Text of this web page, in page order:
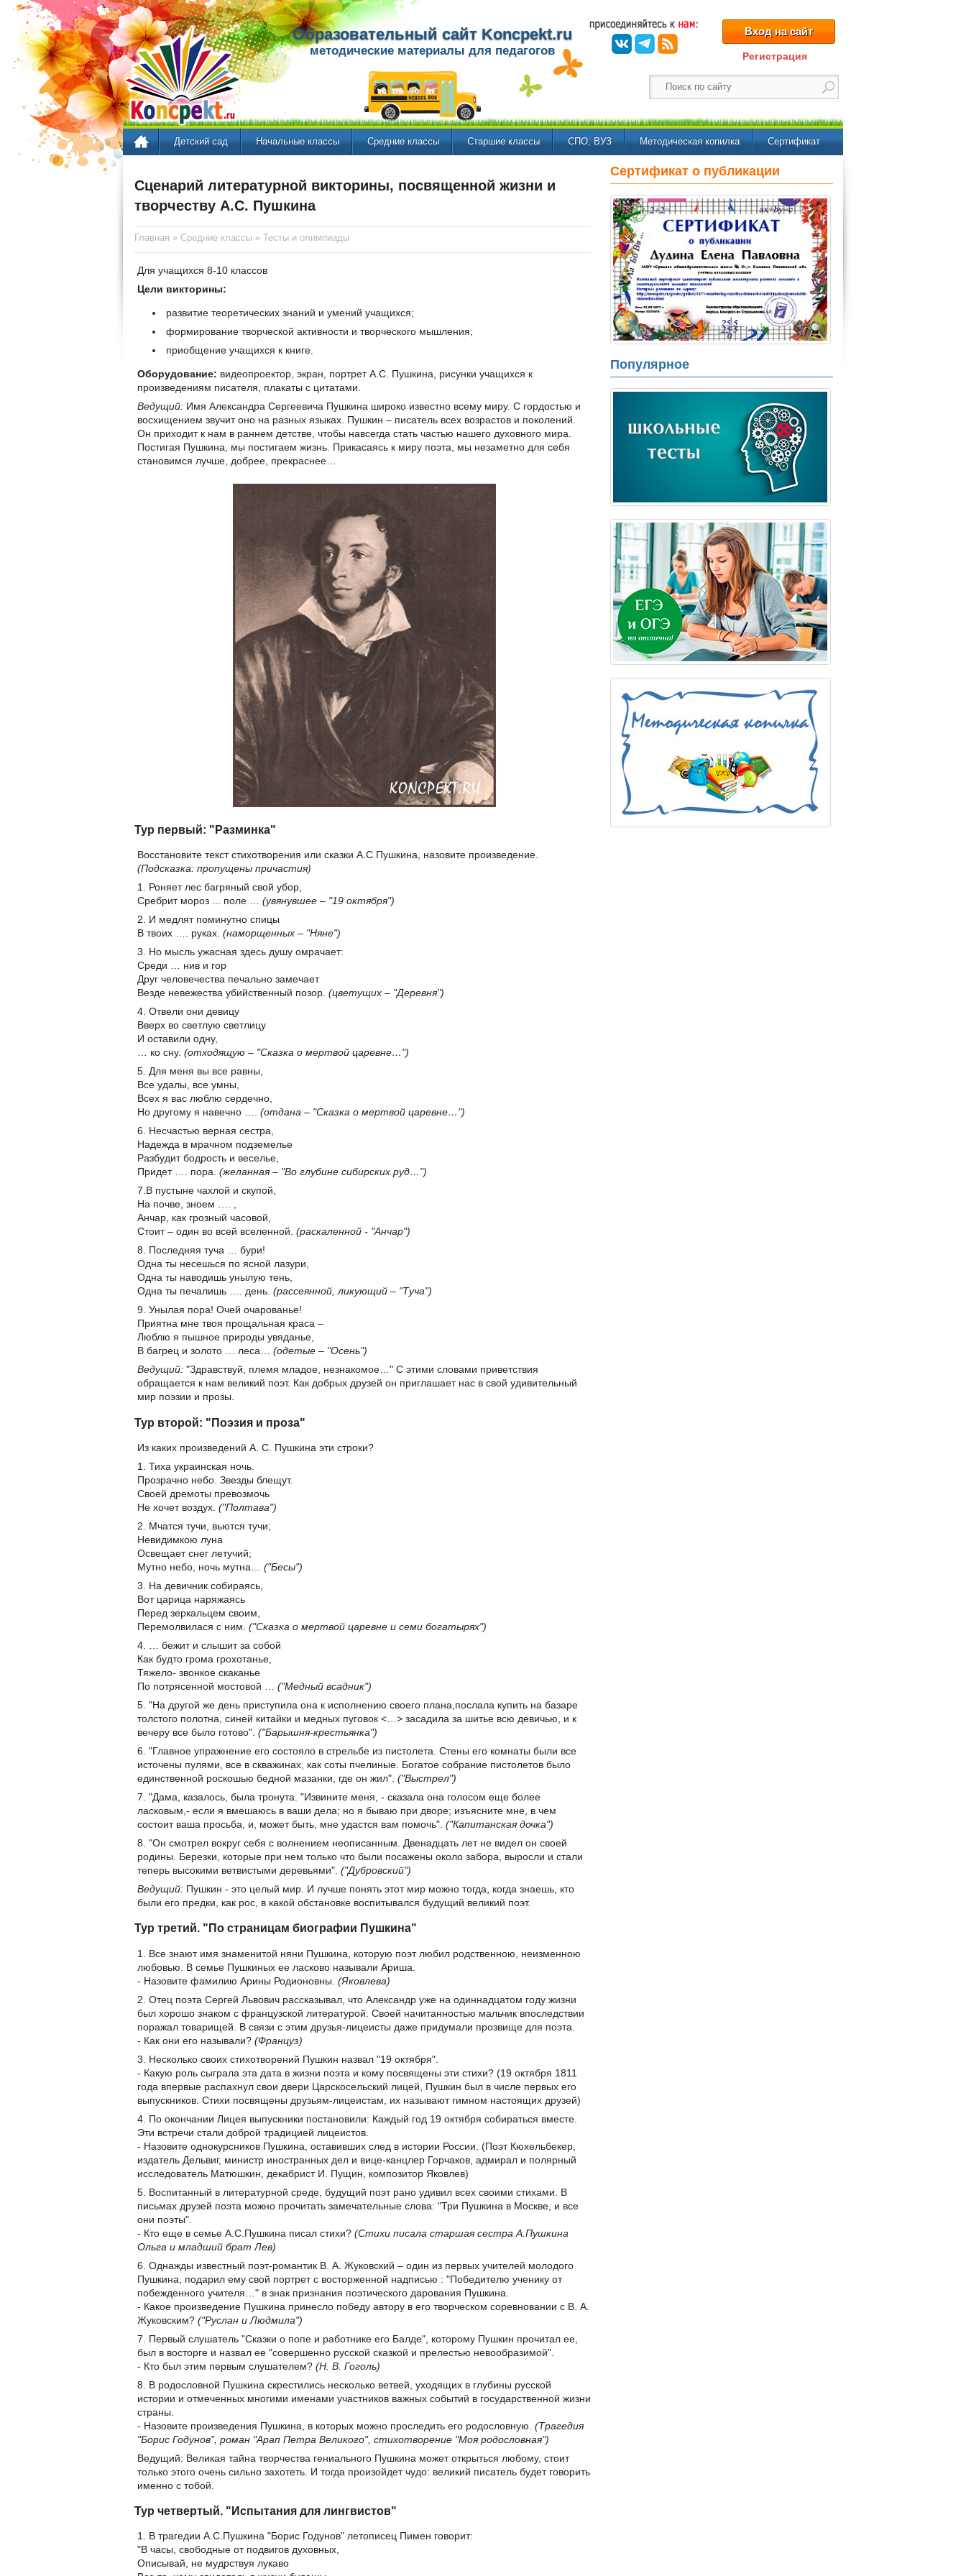
Образовательный сайт Koncpekt.ru
методические материалы для педагогов
Вход на сайт
Регистрация
Детский сад Начальные классы Средние классы Старшие классы СПО, ВУЗ Методическая копилка Сертификат
Сценарий литературной викторины, посвященной жизни и
творчеству А.С. Пушкина
Главная » Средние классы » Тесты и олимпиады
Для учащихся 8-10 классов
Цели викторины:
развитие теоретических знаний и умений учащихся;
формирование творческой активности и творческого мышления;
приобщение учащихся к книге.
Оборудование: видеопроектор, экран, портрет А.С. Пушкина, рисунки учащихся к
произведениям писателя, плакаты с цитатами.
Ведущий: Имя Александра Сергеевича Пушкина широко известно всему миру. С гордостью и
восхищением звучит оно на разных языках. Пушкин – писатель всех возрастов и поколений.
Он приходит к нам в раннем детстве, чтобы навсегда стать частью нашего духовного мира.
Постигая Пушкина, мы постигаем жизнь. Прикасаясь к миру поэта, мы незаметно для себя
становимся лучше, добрее, прекраснее…
Тур первый: "Разминка"
Восстановите текст стихотворения или сказки А.С.Пушкина, назовите произведение.
(Подсказка: пропущены причастия)
1. Роняет лес багряный свой убор,
Сребрит мороз ... поле … (увянувшее – "19 октября")
2. И медлят поминутно спицы
В твоих …. руках. (наморщенных – "Няне")
3. Но мысль ужасная здесь душу омрачает:
Среди … нив и гор
Друг человечества печально замечает
Везде невежества убийственный позор. (цветущих – "Деревня")
4. Отвели они девицу
Вверх во светлую светлицу
И оставили одну,
… ко сну. (отходящую – "Сказка о мертвой царевне…")
5. Для меня вы все равны,
Все удалы, все умны,
Всех я вас люблю сердечно,
Но другому я навечно …. (отдана – "Сказка о мертвой царевне…")
6. Несчастью верная сестра,
Надежда в мрачном подземелье
Разбудит бодрость и веселье,
Придет …. пора. (желанная – "Во глубине сибирских руд…")
7.В пустыне чахлой и скупой,
На почве, зноем …. ,
Анчар, как грозный часовой,
Стоит – один во всей вселенной. (раскаленной - "Анчар")
8. Последняя туча … бури!
Одна ты несешься по ясной лазури,
Одна ты наводишь унылую тень,
Одна ты печалишь …. день. (рассеянной, ликующий – "Туча")
9. Унылая пора! Очей очарованье!
Приятна мне твоя прощальная краса –
Люблю я пышное природы увяданье,
В багрец и золото … леса… (одетые – "Осень")
Ведущий: "Здравствуй, племя младое, незнакомое…" С этими словами приветствия
обращается к нам великий поэт. Как добрых друзей он приглашает нас в свой удивительный
мир поэзии и прозы.
Тур второй: "Поэзия и проза"
Из каких произведений А. С. Пушкина эти строки?
1. Тиха украинская ночь.
Прозрачно небо. Звезды блещут.
Своей дремоты превозмочь
Не хочет воздух. ("Полтава")
2. Мчатся тучи, вьются тучи;
Невидимкою луна
Освещает снег летучий;
Мутно небо, ночь мутна… ("Бесы")
3. На девичник собираясь,
Вот царица наряжаясь
Перед зеркальцем своим,
Перемолвилася с ним. ("Сказка о мертвой царевне и семи богатырях")
4. … бежит и слышит за собой
Как будто грома грохотанье,
Тяжело- звонкое скаканье
По потрясенной мостовой … ("Медный всадник")
5. "На другой же день приступила она к исполнению своего плана,послала купить на базаре
толстого полотна, синей китайки и медных пуговок <…> засадила за шитье всю девичью, и к
вечеру все было готово". ("Барышня-крестьянка")
6. "Главное упражнение его состояло в стрельбе из пистолета. Стены его комнаты были все
источены пулями, все в скважинах, как соты пчелиные. Богатое собрание пистолетов было
единственной роскошью бедной мазанки, где он жил". ("Выстрел")
7. "Дама, казалось, была тронута. "Извините меня, - сказала она голосом еще более
ласковым,- если я вмешаюсь в ваши дела; но я бываю при дворе; изъясните мне, в чем
состоит ваша просьба, и, может быть, мне удастся вам помочь". ("Капитанская дочка")
8. "Он смотрел вокруг себя с волнением неописанным. Двенадцать лет не видел он своей
родины. Березки, которые при нем только что были посажены около забора, выросли и стали
теперь высокими ветвистыми деревьями". ("Дубровский")
Ведущий: Пушкин - это целый мир. И лучше понять этот мир можно тогда, когда знаешь, кто
были его предки, как рос, в какой обстановке воспитывался будущий великий поэт.
Тур третий. "По страницам биографии Пушкина"
1. Все знают имя знаменитой няни Пушкина, которую поэт любил родственною, неизменною
любовью. В семье Пушкиных ее ласково называли Ариша.
- Назовите фамилию Арины Родионовны. (Яковлева)
2. Отец поэта Сергей Львович рассказывал, что Александр уже на одиннадцатом году жизни
был хорошо знаком с французской литературой. Своей начитанностью мальчик впоследствии
поражал товарищей. В связи с этим друзья-лицеисты даже придумали прозвище для поэта.
- Как они его называли? (Француз)
3. Несколько своих стихотворений Пушкин назвал "19 октября".
- Какую роль сыграла эта дата в жизни поэта и кому посвящены эти стихи? (19 октября 1811
года впервые распахнул свои двери Царскосельский лицей, Пушкин был в числе первых его
выпускников. Стихи посвящены друзьям-лицеистам, их называют гимном настоящих друзей)
4. По окончании Лицея выпускники постановили: Каждый год 19 октября собираться вместе.
Эти встречи стали доброй традицией лицеистов.
- Назовите однокурсников Пушкина, оставивших след в истории России. (Поэт Кюхельбекер,
издатель Дельвиг, министр иностранных дел и вице-канцлер Горчаков, адмирал и полярный
исследователь Матюшкин, декабрист И. Пущин, композитор Яковлев)
5. Воспитанный в литературной среде, будущий поэт рано удивил всех своими стихами. В
письмах друзей поэта можно прочитать замечательные слова: "Три Пушкина в Москве, и все
они поэты".
- Кто еще в семье А.С.Пушкина писал стихи? (Стихи писала старшая сестра А.Пушкина
Ольга и младший брат Лев)
6. Однажды известный поэт-романтик В. А. Жуковский – один из первых учителей молодого
Пушкина, подарил ему свой портрет с восторженной надписью : "Победителю ученику от
побежденного учителя…" в знак признания поэтического дарования Пушкина.
- Какое произведение Пушкина принесло победу автору в его творческом соревновании с В. А.
Жуковским? ("Руслан и Людмила")
7. Первый слушатель "Сказки о попе и работнике его Балде", которому Пушкин прочитал ее,
был в восторге и назвал ее "совершенно русской сказкой и прелестью невообразимой".
- Кто был этим первым слушателем? (Н. В. Гоголь)
8. В родословной Пушкина скрестились несколько ветвей, уходящих в глубины русской
истории и отмеченных многими именами участников важных событий в государственной жизни
страны.
- Назовите произведения Пушкина, в которых можно проследить его родословную. (Трагедия
"Борис Годунов", роман "Арап Петра Великого", стихотворение "Моя родословная")
Ведущий: Великая тайна творчества гениального Пушкина может открыться любому, стоит
только этого очень сильно захотеть. И тогда произойдет чудо: великий писатель будет говорить
именно с тобой.
Тур четвертый. "Испытания для лингвистов"
1. В трагедии А.С.Пушкина "Борис Годунов" летописец Пимен говорит:
"В часы, свободные от подвигов духовных,
Описывай, не мудрствуя лукаво
Сертификат о публикации
Популярное